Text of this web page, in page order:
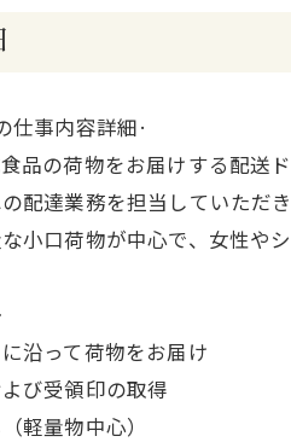
仕事内容詳細·
品の荷物をお届けする配送
配達業務を担当していただき
小口荷物が中心で、女性や
沿って荷物をお届け
び受領印の取得
軽量物中心）